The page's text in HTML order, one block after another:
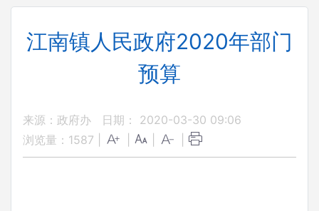
江南镇人民政府2020年部门
预算
来源：政府办
日期： 2020-03-30 09:06
浏览量： 1587